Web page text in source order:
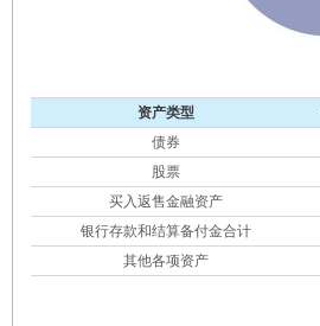
资产类型
债券
股票
买入返售金融资产
银行存款和结算备付金合计
其他各项资产